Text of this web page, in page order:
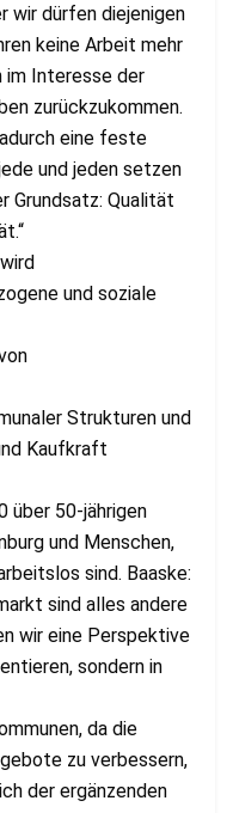
wir dürfen diejenigen
keine Arbeit mehr
im Interesse der
zurückzukommen.
eine feste
und jeden setzen
Grundsatz: Qualität
und soziale
Strukturen und
Kaufkraft
über 50-jährigen
und Menschen,
sind. Baaske:
sind alles andere
wir eine Perspektive
sondern in
da die
zu verbessern,
der ergänzenden